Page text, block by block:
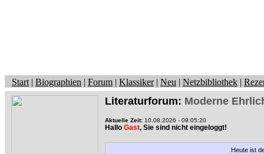
Start | Biographien | Forum | Klassiker| Neu | Netzbibliothek |
Literaturforum: Moderne
Aktuelle Zeit: 10.08.2026 - 09:05:20
Hallo Gast, Sie sind nicht eingeloggt!
Heute ist